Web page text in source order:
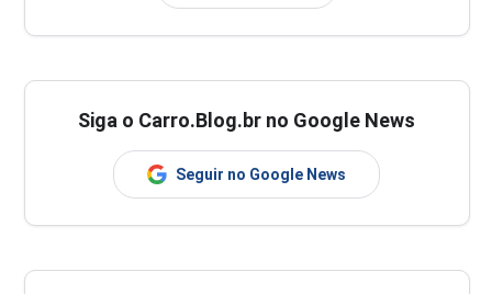
Siga o Carro.Blog.br no Google News
Seguir no Google News